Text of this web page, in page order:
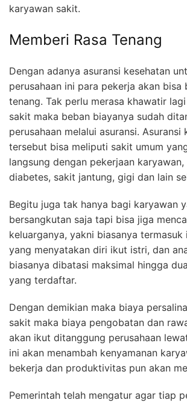
karyawan sakit.
Memberi Rasa Tenang
Dengan adanya asuransi kesehatan
perusahaan ini para pekerja akan bisa
tenang. Tak perlu merasa khawatir
sakit maka beban biayanya sudah
perusahaan melalui asuransi. Asuransi
tersebut bisa meliputi sakit umum
langsung dengan pekerjaan
diabetes, sakit jantung, gigi dan lain
Begitu juga tak hanya bagi karyawan
bersangkutan saja tapi bisa jiga
keluarganya, yakni biasanya termasuk
yang menyatakan diri ikut istri, dan
biasanya dibatasi maksimal hingga
yang terdaftar.
Dengan demikian maka biaya
sakit maka biaya pengobatan dan
akan ikut ditanggung perusahaan
ini akan menambah kenyamanan
bekerja dan produktivitas pun akan
Pemerintah telah mengatur agar tiap